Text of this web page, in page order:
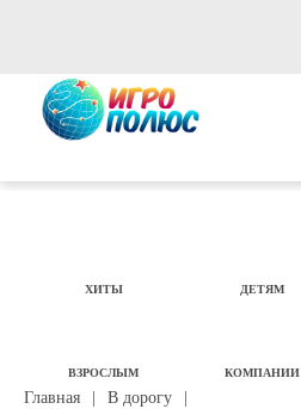
ХИТЫ ДЕТЯМ
ВЗРОСЛЫМ КОМПАНИИ
Главная В дорогу